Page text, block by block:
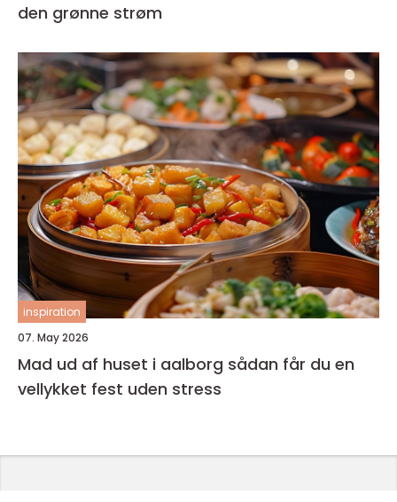
den grønne strøm
inspiration
07. May 2026
Mad ud af huset i aalborg sådan får du en
vellykket fest uden stress